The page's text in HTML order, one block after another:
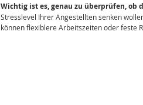
Wichtig ist es, genau zu überprüfen, ob
Stresslevel Ihrer Angestellten senken
können flexiblere Arbeitszeiten oder feste